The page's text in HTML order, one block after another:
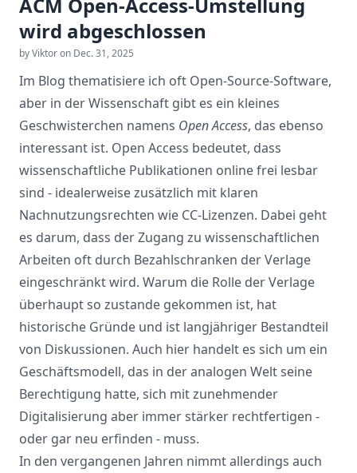
wird abgeschlossen
by Viktor on Dec. 31, 2025
Im Blog thematisiere ich oft Open-Source-Software,
aber in der Wissenschaft gibt es ein kleines
Geschwisterchen namens Open Access, das ebenso
interessant ist. Open Access bedeutet, dass
wissenschaftliche Publikationen online frei lesbar
sind - idealerweise zusätzlich mit klaren
Nachnutzungsrechten wie CC-Lizenzen. Dabei geht
es darum, dass der Zugang zu wissenschaftlichen
Arbeiten oft durch Bezahlschranken der Verlage
eingeschränkt wird. Warum die Rolle der Verlage
überhaupt so zustande gekommen ist, hat
historische Gründe und ist langjähriger Bestandteil
von Diskussionen. Auch hier handelt es sich um ein
Geschäftsmodell, das in der analogen Welt seine
Berechtigung hatte, sich mit zunehmender
Digitalisierung aber immer stärker rechtfertigen -
oder gar neu erfinden - muss.
In den vergangenen Jahren nimmt allerdings auch